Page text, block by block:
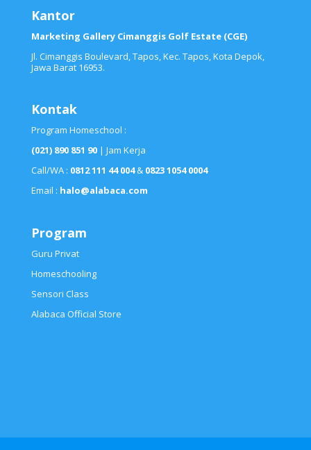
Kantor
Marketing Gallery Cimanggis Golf Estate (CGE)
Jl. Cimanggis Boulevard, Tapos, Kec. Tapos, Kota Depok,
Jawa Barat 16953.
Kontak
Program Homeschool :
(021) 890 851 90 | Jam Kerja
Call/WA : 0812 111 44 004&0823 1054 0004
Email : halo@alabaca.com
Program
Guru Privat
Homeschooling
Sensori Class
Alabaca Official Store